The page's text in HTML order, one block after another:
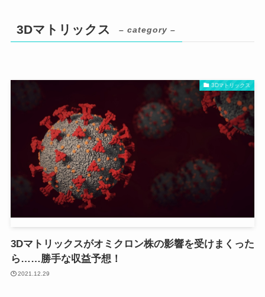
3Dマトリックス – category –
3Dマトリックス
3Dマトリックスがオミクロン株の影響を受けまくった
ら……勝手な収益予想！
2021.12.29